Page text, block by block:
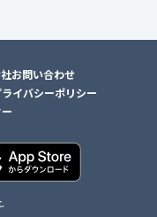
お問い合わせ
ライバシーポリシー